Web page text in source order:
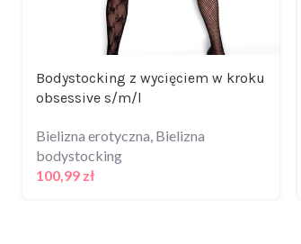
Bodystocking z wycięciem w kroku
obsessive s/m/l
Bielizna erotyczna, Bielizna
bodystocking
100,99 zł